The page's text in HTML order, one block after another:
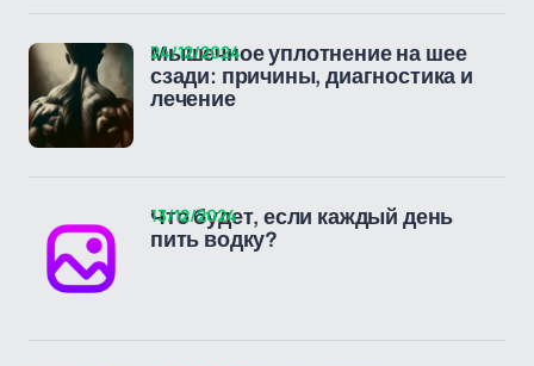
Мышечное уплотнение на шее
сзади: причины, диагностика и
лечение
24/12/2024
Что будет, если каждый день
пить водку?
13/12/2024